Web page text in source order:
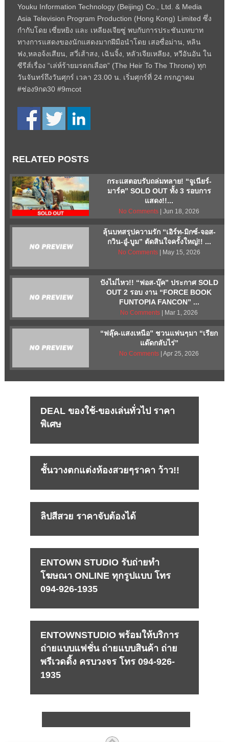
Youku Information Technology (Beijing) Co., Ltd. & Media
Asia Television Program Production (Hong Kong) Limited ซึ่ง
กำกับโดย เซี่ยหยิง และ เหลียงเจียซู่ พบกับการประชันบทบาท
ทางการแสดงของนักแสดงมากฝีมือนำโดย เสอซื่อม่าน, หลิน
ฟง,หลอจ้งเสียน, สวี่เส้าสง, เฉินจิ้ง, หลัวเจียเหลียง, หวีอันอัน ใน
ซีรีส์เรื่อง “เล่ห์ร้ายมรดกเลือด” (The Heir To The Throne) ทุก
วันจันทร์ถึงวันศุกร์ เวลา 23.00 น. เริ่มศุกร์ที่ 24 กรกฎาคม
#ช่อง9กด30 #9mcot
RELATED POSTS
กระแสตอบรับถล่มทลาย! “จูเนียร์-
มาร์ค” SOLD OUT ทั้ง 3 รอบการ
แสดง!!...
No Comments | Jun 18, 2026
ลุ้นบทสรุปความรัก “เอิร์ท-มิกซ์-จอส-
กวิน-อู๋-บูม” ตัดสินใจครั้งใหญ่!! ...
No Comments| May 15, 2026
ปังไม่ไหว!! “ฟอส-บุ๊ค” ประกาศ SOLD
OUT 2 รอบ งาน “FORCE BOOK
FUNTOPIA FANCON” ...
No Comments | Mar 1, 2026
“ฟลุ๊ค-แสงเหนือ” ชวนแฟนๆมา “เรียก
แด๊ดกลับไร่”
No Comments | Apr 25, 2026
DEAL ของใช้-ของเล่นทั่วไป ราคา
พิเศษ
ชั้นวางตกแต่งห้องสวยๆราคา ว้าว!!
ลิปสีสวย ราคาจับต้องได้
ENTOWN STUDIO รับถ่ายทำ
โฆษณา ONLINE ทุกรูปแบบ โทร
094-926-1935
ENTOWNSTUDIO พร้อมให้บริการ
ถ่ายแบบแฟชั่น ถ่ายแบบสินค้า ถ่าย
พรีเวดดิ้ง ครบวงจร โทร 094-926-
1935